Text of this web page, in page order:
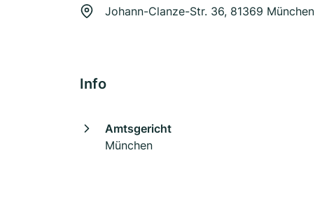
Johann-Clanze-Str. 36, 81369 München
Info
Amtsgericht
München